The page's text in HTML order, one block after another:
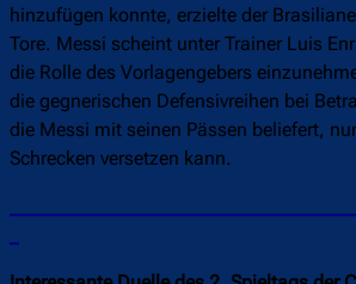
hinzufügen konnte, erzielte der
Tore. Messi scheint unter Trainer Luis
die Rolle des Vorlagengebers
die gegnerischen Defensivreihen bei
die Messi mit seinen Pässen beliefert,
Schrecken versetzen kann.